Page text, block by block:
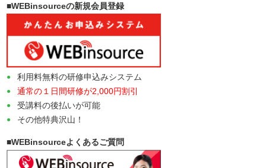
■WEBinsourceの新規会員登録
利用料無料の研修申込みシステム
通常の１日間研修が2,000円割引
受講料の後払いが可能
その他特典沢山！
■WEBinsourceよくあるご質問